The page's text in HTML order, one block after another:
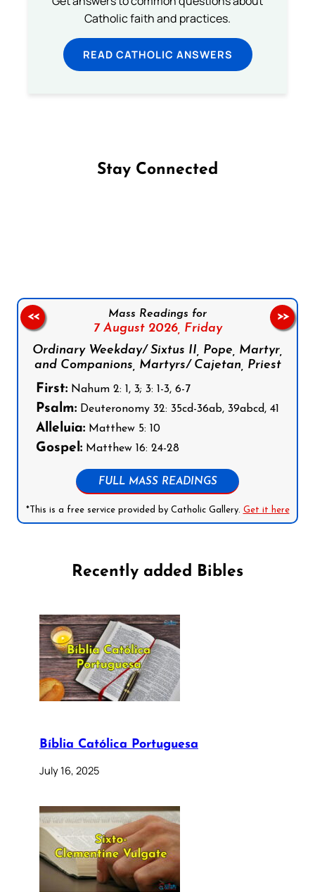
Catholic faith and practices.
READ CATHOLIC ANSWERS
Stay Connected
Mass Readings for
7 August 2026, Friday
Ordinary Weekday/ Sixtus II, Pope, Martyr,
and Companions, Martyrs/ Cajetan, Priest
First: Nahum 2: 1, 3; 3: 1-3, 6-7
Psalm: Deuteronomy 32: 35cd-36ab, 39abcd, 41
Alleluia: Matthew 5: 10
Gospel: Matthew 16: 24-28
FULL MASS READINGS
*This is a free service provided by Catholic Gallery. Get it here
<< >>
Recently added Bibles
Bíblia Católica Portuguesa
July 16, 2025